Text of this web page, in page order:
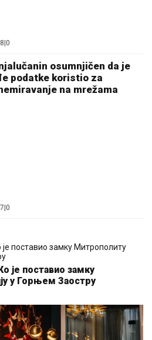
0
osumnjičen da je
podatke koristio za
na mrežama
0
је поставио замку
у Горњем Заостру